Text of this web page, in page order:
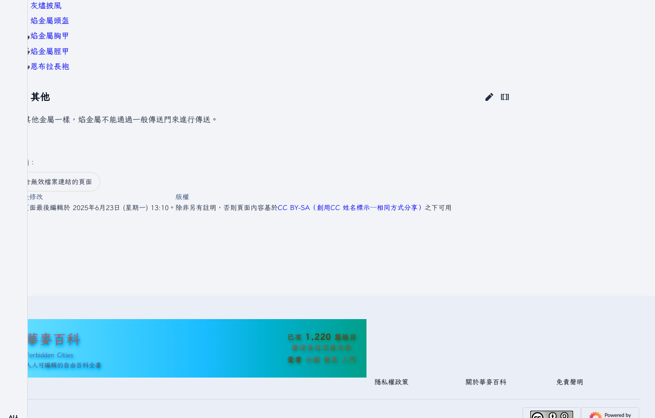
灰燼披風
焰金屬頭盔
焰金屬胸甲
焰金屬脛甲
恩布拉長袍
其他
跟其他金屬一樣，焰金屬不能通過一般傳送門來進行傳送。
分類 ：​
含無效檔案連結的頁面
最後修改
此頁面最後編輯於 2025年6月23日 (星期一) 13:10。
版權
除非另有註明，否則頁面內容基於CC BY-SA（創用CC 姓名標示─相同方式分享） 之下可用
華麥百科
Forbidden Cities
人人可編輯的自由百科全書
已有 1,220 篇條目
歡迎各位完善內容
查看 分類 變更 入門
隱私權政策 關於華麥百科 免責聲明